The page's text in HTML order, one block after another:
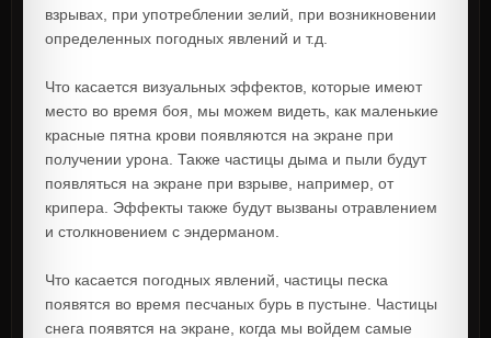
взрывах, при употреблении зелий, при возникновении
определенных погодных явлений и т.д.
Что касается визуальных эффектов, которые имеют
место во время боя, мы можем видеть, как маленькие
красные пятна крови появляются на экране при
получении урона. Также частицы дыма и пыли будут
появляться на экране при взрыве, например, от
крипера. Эффекты также будут вызваны отравлением
и столкновением с эндерманом.
Что касается погодных явлений, частицы песка
появятся во время песчаных бурь в пустыне. Частицы
снега появятся на экране, когда мы войдем самые